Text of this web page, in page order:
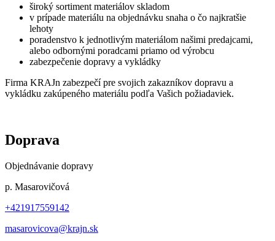
široký sortiment materiálov skladom
v prípade materiálu na objednávku snaha o čo najkratšie
lehoty
poradenstvo k jednotlivým materiálom našimi predajcami,
alebo odbornými poradcami priamo od výrobcu
zabezpečenie dopravy a vykládky
Firma KRAJn zabezpečí pre svojich zakazníkov dopravu a
vykládku zakúpeného materiálu podľa Vašich požiadaviek.
Doprava
Objednávanie dopravy
p. Masarovičová
+421917559142
masarovicova@krajn.sk